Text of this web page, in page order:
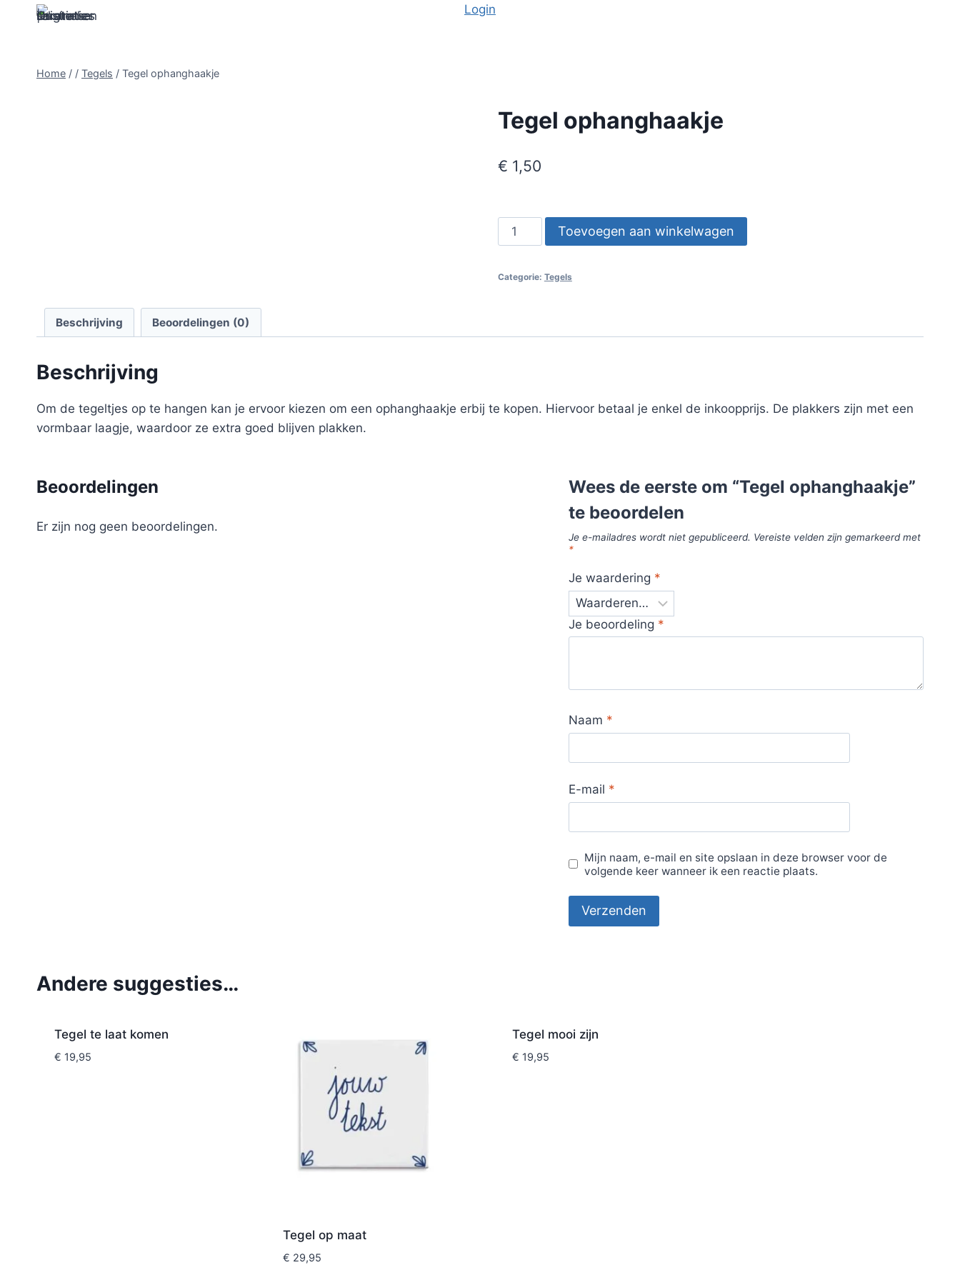
Doorgaan
Login
Home / / Tegels / Tegel ophanghaakje
Tegel ophanghaakje
€ 1,50
Tegel
ophanghaakje
Toevoegen aan winkelwagen
Categorie: Tegels
Beschrijving Beoordelingen (0)
Beschrijving
Om de tegeltjes op te hangen kan je ervoor kiezen om een ophanghaakje erbij te kopen. Hiervoor betaal je enkel de inkoopprijs. De plakkers zijn met een
vormbaar laagje, waardoor ze extra goed blijven plakken.
Beoordelingen
Er zijn nog geen beoordelingen.
Wees de eerste om “Tegel ophanghaakje”
te beoordelen
Je e-mailadres wordt niet gepubliceerd. Vereiste velden zijn gemarkeerd met
*
Je waardering *
Je beoordeling *
Naam *
E-mail *
Mijn naam, e-mail en site opslaan in deze browser voor de
volgende keer wanneer ik een reactie plaats.
Andere suggesties…
Tegel te laat komen
€ 19,95
Tegel op maat
€ 29,95
Tegel mooi zijn
€ 19,95